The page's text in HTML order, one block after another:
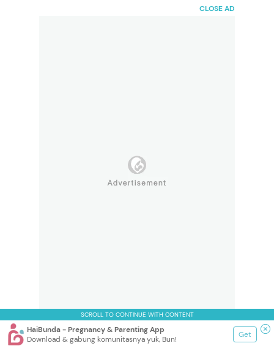
CLOSE AD
SCROLL TO CONTINUE WITH CONTENT
HaiBunda - Pregnancy & Parenting App
Download & gabung komunitasnya yuk, Bun!
Get